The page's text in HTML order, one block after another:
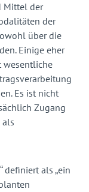
Mittel der
der
über die
Einige eher
wesentliche
Es ist nicht
Zugang
als
definiert als „ein